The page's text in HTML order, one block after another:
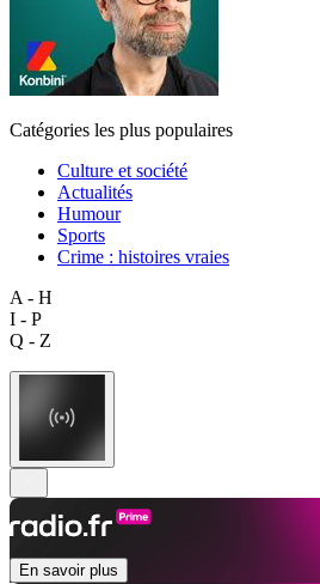
Catégories les plus populaires
Culture et société
Actualités
Humour
Sports
Crime : histoires vraies
A - H
I - P
Q - Z
En savoir plus